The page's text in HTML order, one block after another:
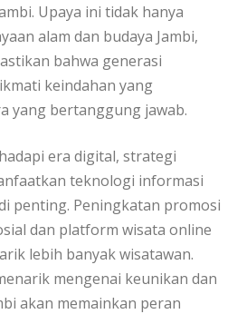
Upaya ini tidak hanya
alam dan budaya Jambi,
bahwa generasi
keindahan yang
yang bertanggung jawab.
era digital, strategi
teknologi informasi
penting. Peningkatan promosi
dan platform wisata online
lebih banyak wisatawan.
mengenai keunikan dan
akan memainkan peran